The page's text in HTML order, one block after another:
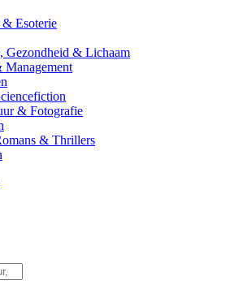
Esoterie
Gezondheid & Lichaam
Management
& Fotografie
& Thrillers